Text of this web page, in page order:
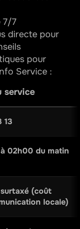
7/7
directe pour
pour
Service :
service
13
02h00 du matin
(coût
locale)